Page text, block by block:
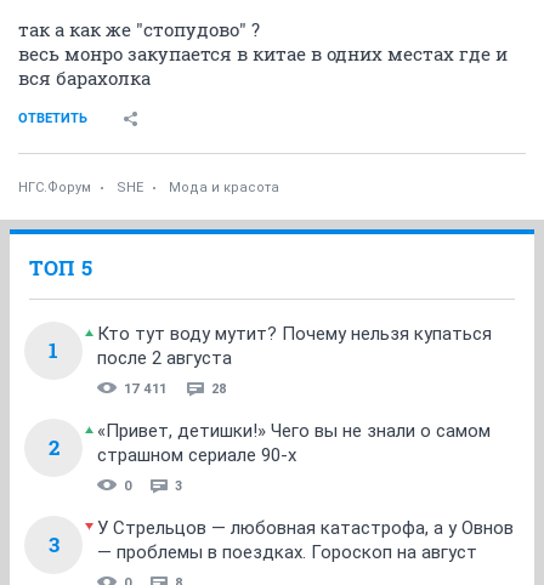
так а как же "стопудово" ?
весь монро закупается в китае в одних местах где и
вся барахолка
ОТВЕТИТЬ
НГС.Форум SHE Мода и красота
ТОП 5
1
Кто тут воду мутит? Почему нельзя купаться
после 2 августа
17 411 28
2
«Привет, детишки!» Чего вы не знали о самом
страшном сериале 90-х
0 3
3
У Стрельцов — любовная катастрофа, а у Овнов
— проблемы в поездках. Гороскоп на август